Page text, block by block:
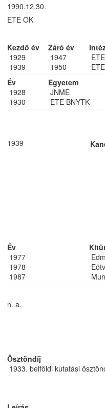
1990.12.30.
ETE OK
Kezdő év Záró év
1929
1947
1939
1950
Év Egyetem
1928
JNME
1930
ETE BNYTK
1939
Év
1977
1978
1987
n. a.
Ösztöndíj
1933. belföldi kutatási